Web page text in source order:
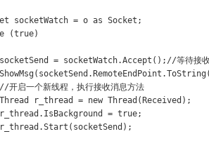
= o as Socket;
等待接收客
，执行接收消息方法
= new Thread(Received);
= true;